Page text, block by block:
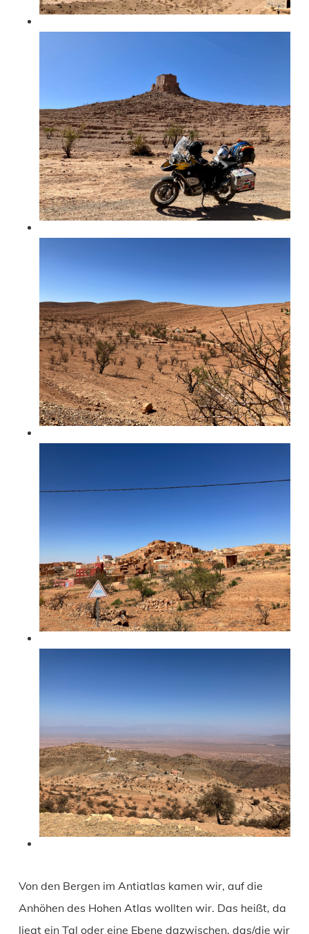
Von den Bergen im Antiatlas kamen wir, auf die
Anhöhen des Hohen Atlas wollten wir. Das heißt, da
liegt ein Tal oder eine Ebene dazwischen, das/die wir